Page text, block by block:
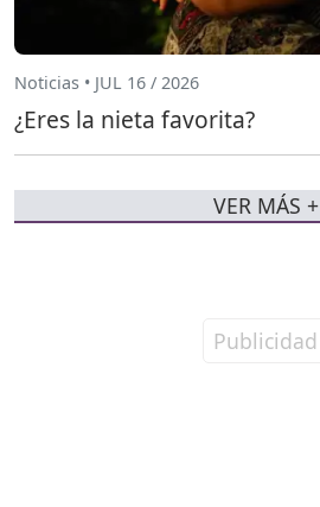
Noticias • JUL 16 / 2026
¿Eres la nieta favorita?
VER MÁS +